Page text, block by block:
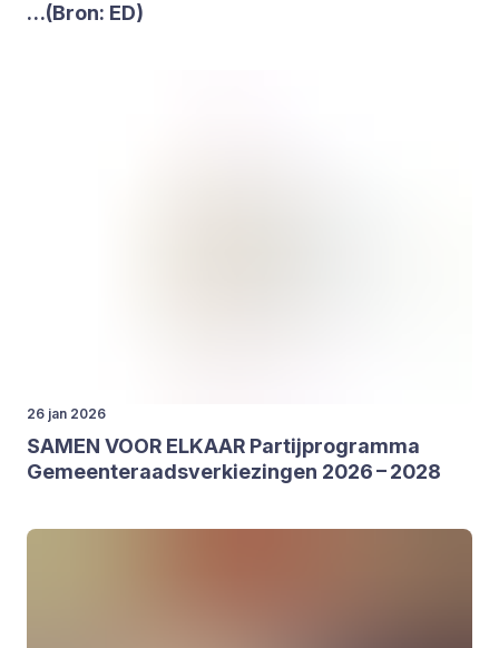
…(Bron: ED)
26 jan 2026
SAMEN VOOR ELKAAR Par­tij­pro­gram­ma
Gemeen­te­raads­ver­kie­zin­gen 2026–2028